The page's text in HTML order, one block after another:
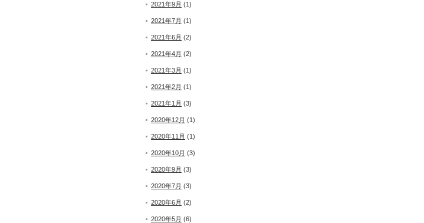
2021年9月 (1)
2021年7月 (1)
2021年6月 (2)
2021年4月 (2)
2021年3月 (1)
2021年2月 (1)
2021年1月 (3)
2020年12月 (1)
2020年11月 (1)
2020年10月 (3)
2020年9月 (3)
2020年7月 (3)
2020年6月 (2)
2020年5月 (6)